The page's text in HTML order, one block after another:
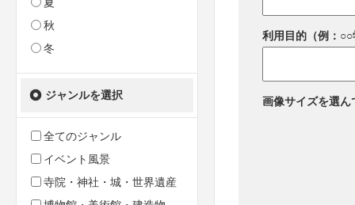
秋
冬
ジャンルを選択
全てのジャンル
イベント風景
寺院・神社・城・世界遺産
利用目的（例：
画像サイズを選ん